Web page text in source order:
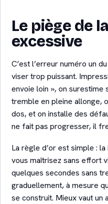
Le piège de
excessive
C’est l’erreur numéro un
viser trop puissant.
envoie loin », on surestime
tremble en pleine allonge,
dos, et on installe des
ne fait pas progresser, il
La règle d’or est simple :
vous maîtrisez sans effort
quelques secondes sans
graduellement, à mesure
se construit. Mieux vaut un